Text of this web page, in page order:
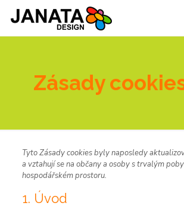
Zásady
Tyto Zásady cookies byly naposledy
a vztahují se na občany a osoby s trvalým
hospodářském prostoru.
1. Úvod